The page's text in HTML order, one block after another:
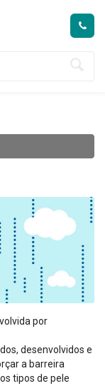
por
desenvolvidos e
a barreira
tipos de pele